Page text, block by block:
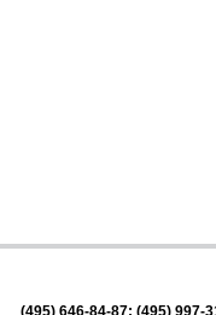
(495) 646-84-87; (495) 997-